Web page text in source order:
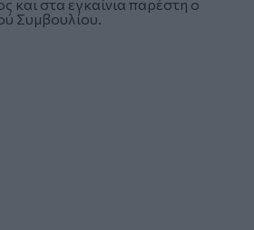
και στα εγκαίνια παρέστη ο
Συμβουλίου.